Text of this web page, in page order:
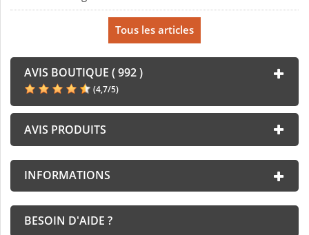
Tous les articles
AVIS BOUTIQUE ( 992 )
(4,7/5)
AVIS PRODUITS
INFORMATIONS
BESOIN D'AIDE ?